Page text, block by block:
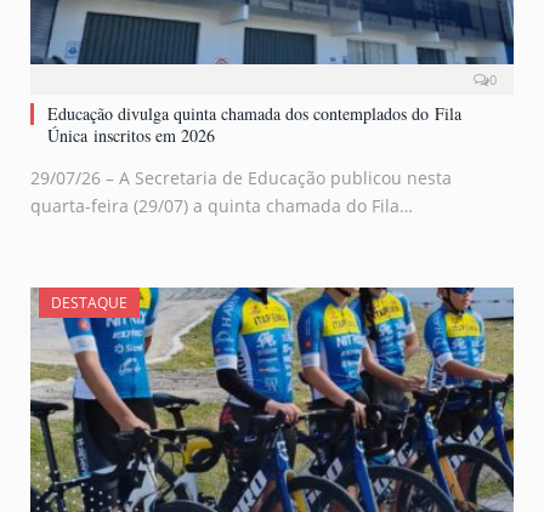
0
Educação divulga quinta chamada dos contemplados do Fila
Única inscritos em 2026
29/07/26 – A Secretaria de Educação publicou nesta
quarta-feira (29/07) a quinta chamada do Fila…
DESTAQUE